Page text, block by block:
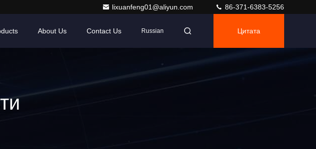
lixuanfeng01@aliyun.com 86-371-6383-5256
About Us Contact Us Russian Цитата